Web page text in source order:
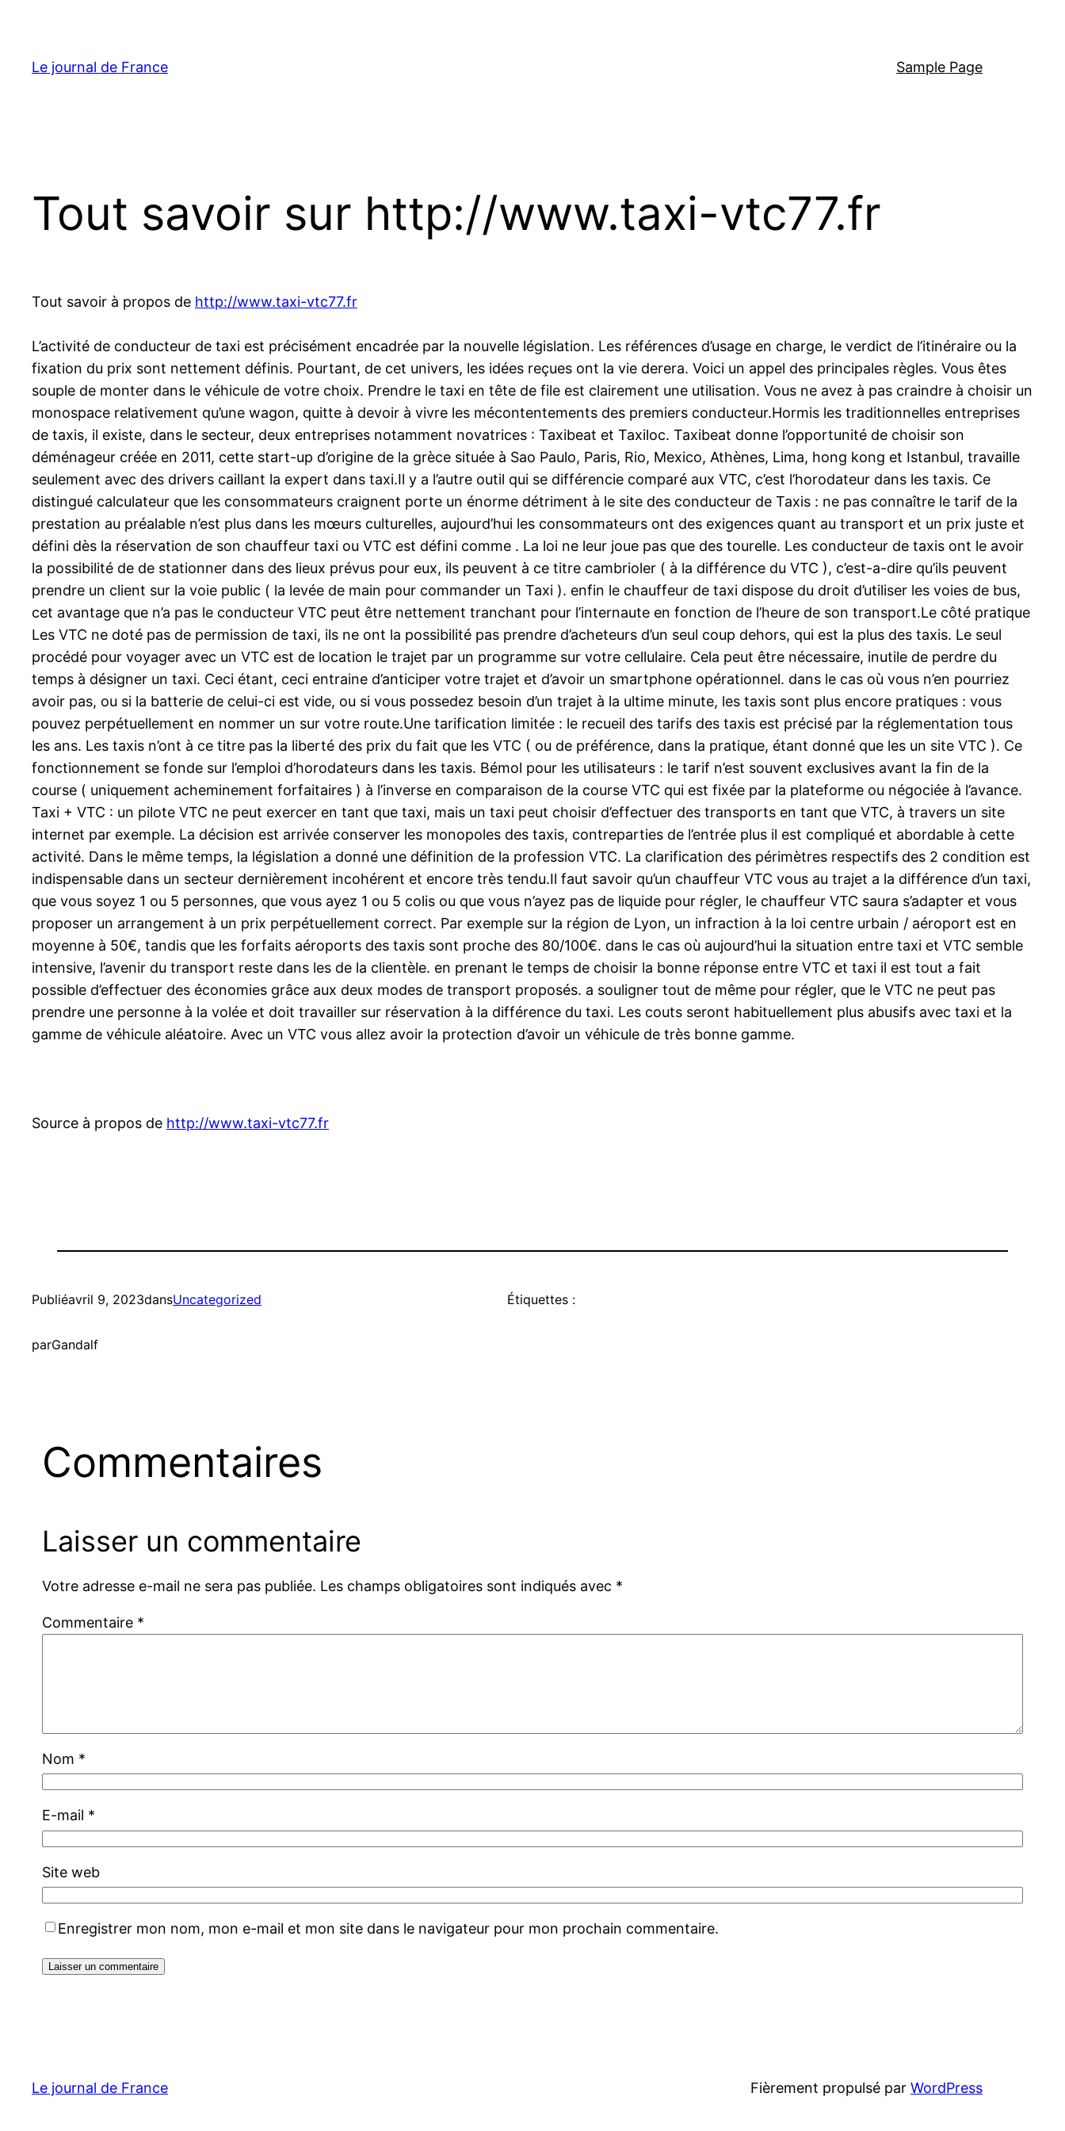
contenu
Le journal de France Sample Page
Tout savoir sur http://www.taxi-vtc77.fr
Tout savoir à propos de http://www.taxi-vtc77.fr
L’activité de conducteur de taxi est précisément encadrée par la nouvelle législation. Les références d’usage en charge, le verdict de l’itinéraire ou la
fixation du prix sont nettement définis. Pourtant, de cet univers, les idées reçues ont la vie derera. Voici un appel des principales règles. Vous êtes
souple de monter dans le véhicule de votre choix. Prendre le taxi en tête de file est clairement une utilisation. Vous ne avez à pas craindre à choisir un
monospace relativement qu’une wagon, quitte à devoir à vivre les mécontentements des premiers conducteur.Hormis les traditionnelles entreprises
de taxis, il existe, dans le secteur, deux entreprises notamment novatrices : Taxibeat et Taxiloc. Taxibeat donne l’opportunité de choisir son
déménageur créée en 2011, cette start-up d’origine de la grèce située à Sao Paulo, Paris, Rio, Mexico, Athènes, Lima, hong kong et Istanbul, travaille
seulement avec des drivers caillant la expert dans taxi.Il y a l’autre outil qui se différencie comparé aux VTC, c’est l’horodateur dans les taxis. Ce
distingué calculateur que les consommateurs craignent porte un énorme détriment à le site des conducteur de Taxis : ne pas connaître le tarif de la
prestation au préalable n’est plus dans les mœurs culturelles, aujourd’hui les consommateurs ont des exigences quant au transport et un prix juste et
défini dès la réservation de son chauffeur taxi ou VTC est défini comme . La loi ne leur joue pas que des tourelle. Les conducteur de taxis ont le avoir
la possibilité de de stationner dans des lieux prévus pour eux, ils peuvent à ce titre cambrioler ( à la différence du VTC ), c’est-a-dire qu’ils peuvent
prendre un client sur la voie public ( la levée de main pour commander un Taxi ). enfin le chauffeur de taxi dispose du droit d’utiliser les voies de bus,
cet avantage que n’a pas le conducteur VTC peut être nettement tranchant pour l’internaute en fonction de l’heure de son transport.Le côté pratique
Les VTC ne doté pas de permission de taxi, ils ne ont la possibilité pas prendre d’acheteurs d’un seul coup dehors, qui est la plus des taxis. Le seul
procédé pour voyager avec un VTC est de location le trajet par un programme sur votre cellulaire. Cela peut être nécessaire, inutile de perdre du
temps à désigner un taxi. Ceci étant, ceci entraine d’anticiper votre trajet et d’avoir un smartphone opérationnel. dans le cas où vous n’en pourriez
avoir pas, ou si la batterie de celui-ci est vide, ou si vous possedez besoin d’un trajet à la ultime minute, les taxis sont plus encore pratiques : vous
pouvez perpétuellement en nommer un sur votre route.Une tarification limitée : le recueil des tarifs des taxis est précisé par la réglementation tous
les ans. Les taxis n’ont à ce titre pas la liberté des prix du fait que les VTC ( ou de préférence, dans la pratique, étant donné que les un site VTC ). Ce
fonctionnement se fonde sur l’emploi d’horodateurs dans les taxis. Bémol pour les utilisateurs : le tarif n’est souvent exclusives avant la fin de la
course ( uniquement acheminement forfaitaires ) à l’inverse en comparaison de la course VTC qui est fixée par la plateforme ou négociée à l’avance.
Taxi + VTC : un pilote VTC ne peut exercer en tant que taxi, mais un taxi peut choisir d’effectuer des transports en tant que VTC, à travers un site
internet par exemple. La décision est arrivée conserver les monopoles des taxis, contreparties de l’entrée plus il est compliqué et abordable à cette
activité. Dans le même temps, la législation a donné une définition de la profession VTC. La clarification des périmètres respectifs des 2 condition est
indispensable dans un secteur dernièrement incohérent et encore très tendu.Il faut savoir qu’un chauffeur VTC vous au trajet a la différence d’un taxi,
que vous soyez 1 ou 5 personnes, que vous ayez 1 ou 5 colis ou que vous n’ayez pas de liquide pour régler, le chauffeur VTC saura s’adapter et vous
proposer un arrangement à un prix perpétuellement correct. Par exemple sur la région de Lyon, un infraction à la loi centre urbain / aéroport est en
moyenne à 50€, tandis que les forfaits aéroports des taxis sont proche des 80/100€. dans le cas où aujourd’hui la situation entre taxi et VTC semble
intensive, l’avenir du transport reste dans les de la clientèle. en prenant le temps de choisir la bonne réponse entre VTC et taxi il est tout a fait
possible d’effectuer des économies grâce aux deux modes de transport proposés. a souligner tout de même pour régler, que le VTC ne peut pas
prendre une personne à la volée et doit travailler sur réservation à la différence du taxi. Les couts seront habituellement plus abusifs avec taxi et la
gamme de véhicule aléatoire. Avec un VTC vous allez avoir la protection d’avoir un véhicule de très bonne gamme.
Source à propos de http://www.taxi-vtc77.fr
Publiéavril 9, 2023dansUncategorized
parGandalf
Étiquettes :
Commentaires
Laisser un commentaire
Votre adresse e-mail ne sera pas publiée. Les champs obligatoires sont indiqués avec *
Commentaire *
Nom *
E-mail *
Site web
Enregistrer mon nom, mon e-mail et mon site dans le navigateur pour mon prochain commentaire.
Le journal de France Fièrement propulsé par WordPress